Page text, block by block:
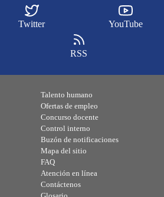
Twitter YouTube
RSS
Talento humano
Ofertas de empleo
Concurso docente
Control interno
Buzón de notificaciones
Mapa del sitio
FAQ
Atención en línea
Contáctenos